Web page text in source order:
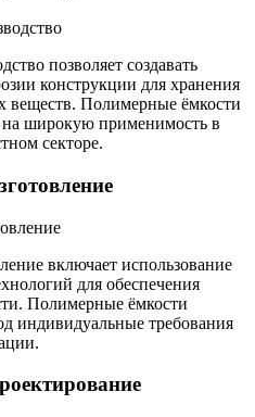
позволяет создавать
конструкции для хранения
веществ. Полимерные ёмкости
на широкую применимость в
секторе.
включает использование
для обеспечения
Полимерные ёмкости
индивидуальные требования